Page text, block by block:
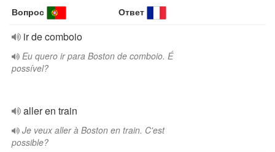
Вопрос Ответ
ir de comboio
Eu quero ir para Boston de comboio. É
possível?
aller en train
Je veux aller à Boston en train. C'est
possible?